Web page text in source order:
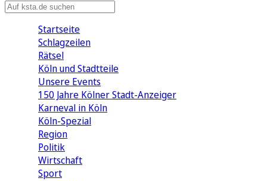
Startseite
Schlagzeilen
Rätsel
Köln und Stadtteile
Unsere Events
150 Jahre Kölner Stadt-Anzeiger
Karneval in Köln
Köln-Spezial
Region
Politik
Wirtschaft
Sport